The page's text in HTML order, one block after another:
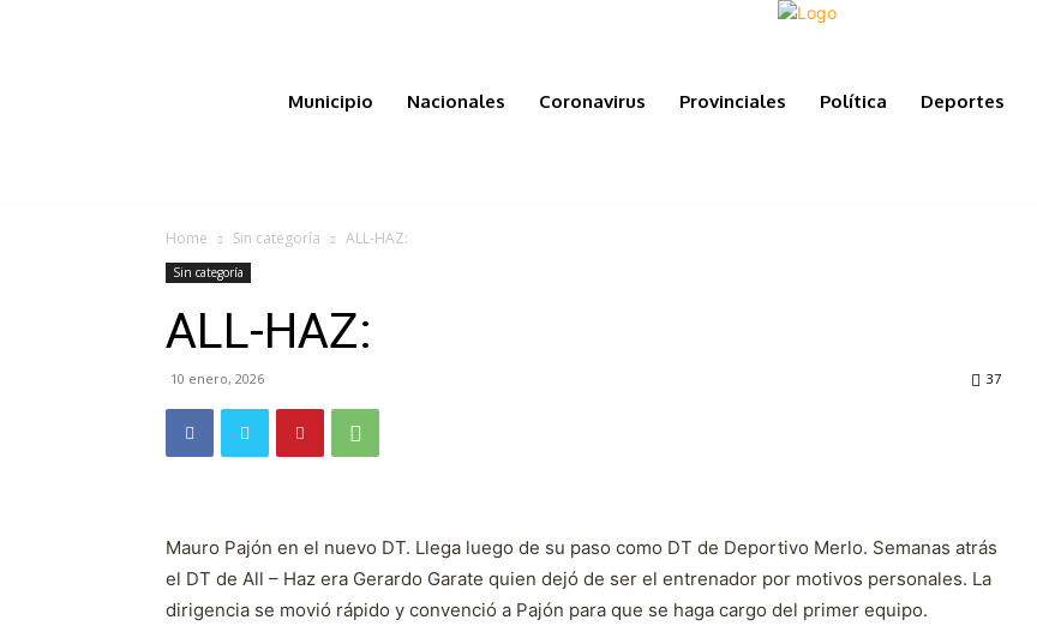
Municipio Nacionales Coronavirus Provinciales Política Deportes
Home Sin categoría ALL-HAZ:
Sin categoría
ALL-HAZ:
10 enero, 2026 37
Mauro Pajón en el nuevo DT. Llega luego de su paso como DT de Deportivo Merlo. Semanas atrás
el DT de All – Haz era Gerardo Garate quien dejó de ser el entrenador por motivos personales. La
dirigencia se movió rápido y convenció a Pajón para que se haga cargo del primer equipo.